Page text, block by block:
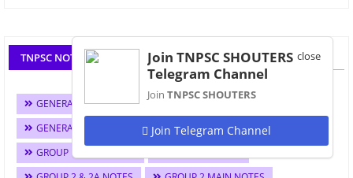
TNPSC NOTES IN TAMIL & ENGLISH
GENERAL SCIENCE NOTES
GENERAL TAMIL NOTES
GEOGRAPHY NOTES
GROUP 1 MAIN NOTES
close
Join TNPSC SHOUTERS
Telegram Channel
Join TNPSC SHOUTERS
Join Telegram Channel